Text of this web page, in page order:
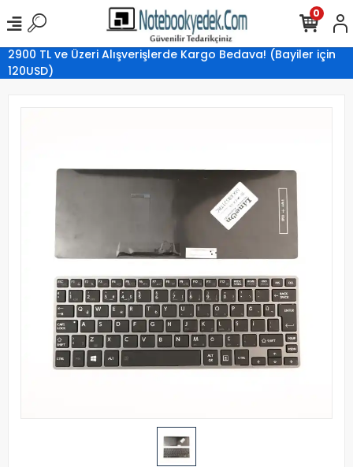
2900 TL ve Üzeri Alışverişlerde Kargo Bedava! (Bayiler için
120USD)
0